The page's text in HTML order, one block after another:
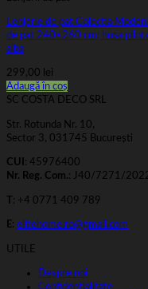
Lenjerie de pat Colectia
de pat 240×260 cm; husa
alba
299,00 lei
Adaugă în coș
SC COSTA DECO SRL
Str. Rotunda Nr. 10,
Sector 3, 031745 București
CUI : 45976400
Nr. Reg. Com.: J40/7271/
T: +4 0771 409 789
E: elitehome.ro@gmail.com
UTILE
Despre noi
Confidențialitate